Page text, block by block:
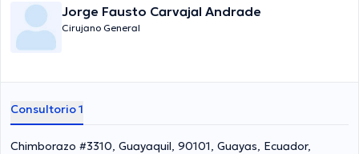
Jorge Fausto Carvajal Andrade
Cirujano General
Consultorio 1
Chimborazo #3310, Guayaquil, 90101, Guayas, Ecuador,